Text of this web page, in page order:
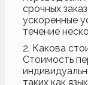
срочных
ускоренные
течение
2. Какова
Стоимость
таких как